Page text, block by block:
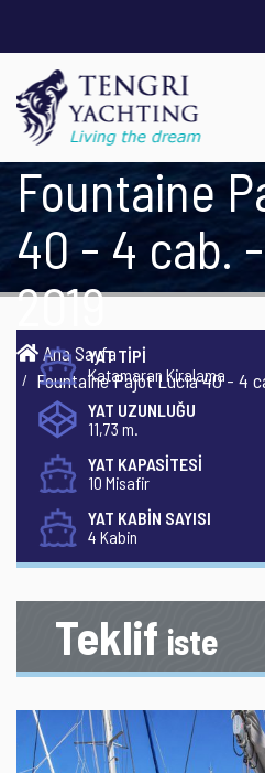
Fountaine
40 - 4 cab.
2019
Ana Sayfa
Fountaine Pajot Lucia 40 - 4
YAT TİPİ
Katamaran Kiralama
YAT UZUNLUĞU
11,73 m.
YAT KAPASİTESİ
10 Misafir
YAT KABİN SAYISI
4 Kabin
Teklif iste